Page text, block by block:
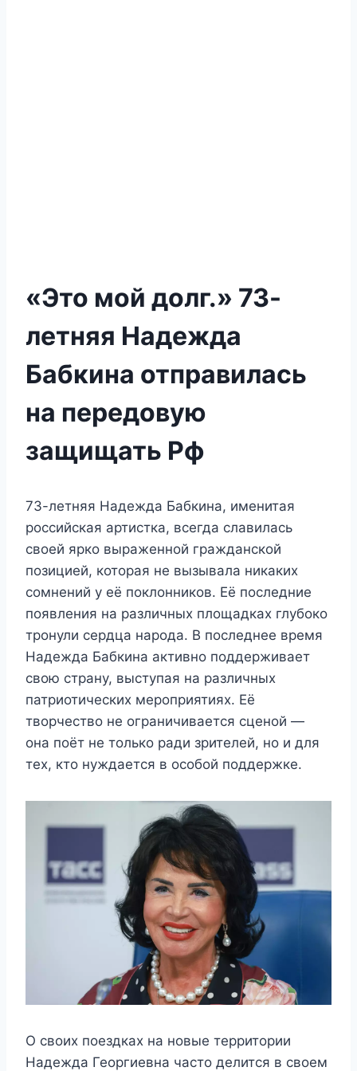
«Это мой долг.» 73-
летняя Надежда
Бабкина отправилась
на передовую
защищать Рф
73-летняя Надежда Бабкина, именитая
российская артистка, всегда славилась
своей ярко выраженной гражданской
позицией, которая не вызывала никаких
сомнений у её поклонников. Её последние
появления на различных площадках глубоко
тронули сердца народа. В последнее время
Надежда Бабкина активно поддерживает
свою страну, выступая на различных
патриотических мероприятиях. Её
творчество не ограничивается сценой —
она поёт не только ради зрителей, но и для
тех, кто нуждается в особой поддержке.
О своих поездках на новые территории
Надежда Георгиевна часто делится в своем